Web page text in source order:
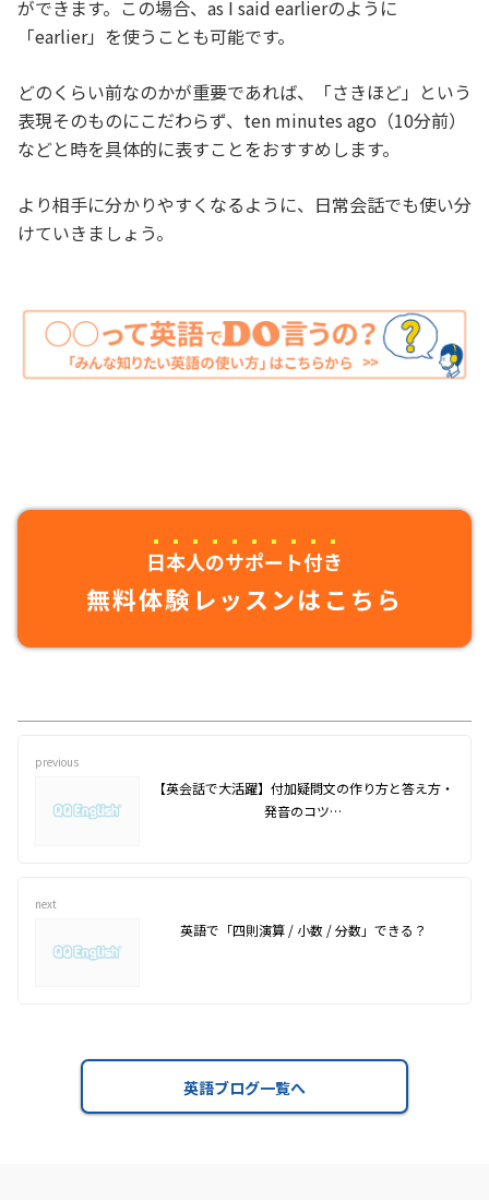
ができます。この場合、as I said earlierのように
「earlier」を使うことも可能です。
どのくらい前なのかが重要であれば、「さきほど」という
表現そのものにこだわらず、ten minutes ago（10分前）
などと時を具体的に表すことをおすすめします。
より相手に分かりやすくなるように、日常会話でも使い分
けていきましょう。
日本人のサポート付き
無料体験レッスンはこちら
previous
【英会話で大活躍】付加疑問文の作り方と答え方・
発音のコツ…
next
英語で「四則演算 / 小数 / 分数」できる？
英語ブログ一覧へ